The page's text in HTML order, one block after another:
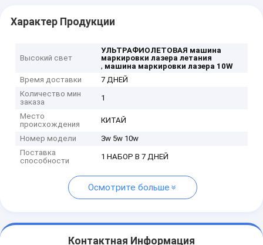
Характер Продукции
Высокий свет
УЛЬТРАФИОЛЕТОВАЯ машина
маркировки лазера летания
, машина маркировки лазера 10W
Время доставки
7 ДНЕЙ
Количество мин
заказа
1
Место
происхождения
КИТАЙ
Номер модели
3w 5w 10w
Поставка
способности
1 НАБОР В 7 ДНЕЙ
Осмотрите больше
Контактная Информация